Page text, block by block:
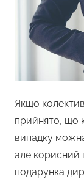
Якщо
прийнято, що
випадку
але корисний
подарунка